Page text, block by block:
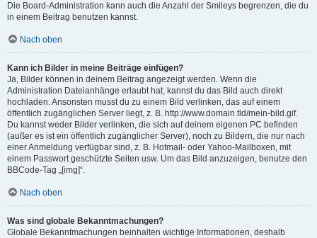
Die Board-Administration kann auch die Anzahl der Smileys begrenzen, die du
in einem Beitrag benutzen kannst.
Nach oben
Kann ich Bilder in meine Beiträge einfügen?
Ja, Bilder können in deinem Beitrag angezeigt werden. Wenn die
Administration Dateianhänge erlaubt hat, kannst du das Bild auch direkt
hochladen. Ansonsten musst du zu einem Bild verlinken, das auf einem
öffentlich zugänglichen Server liegt, z. B. http://www.domain.tld/mein-bild.gif.
Du kannst weder Bilder verlinken, die sich auf deinem eigenen PC befinden
(außer es ist ein öffentlich zugänglicher Server), noch zu Bildern, die nur nach
einer Anmeldung verfügbar sind, z. B. Hotmail- oder Yahoo-Mailboxen, mit
einem Passwort geschützte Seiten usw. Um das Bild anzuzeigen, benutze den
BBCode-Tag „[img]“.
Nach oben
Was sind globale Bekanntmachungen?
Globale Bekanntmachungen beinhalten wichtige Informationen, deshalb